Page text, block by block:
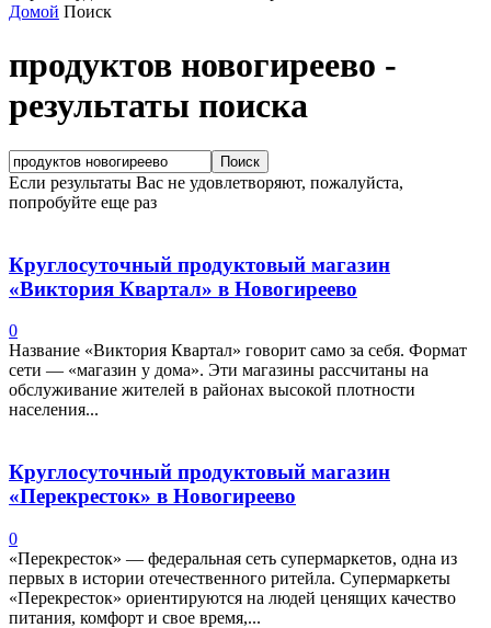
Домой Поиск
продуктов новогиреево -
результаты поиска
Если результаты Вас не удовлетворяют, пожалуйста,
попробуйте еще раз
Круглосуточный продуктовый магазин
«Виктория Квартал» в Новогиреево
0
Название «Виктория Квартал» говорит само за себя. Формат
сети — «магазин у дома». Эти магазины рассчитаны на
обслуживание жителей в районах высокой плотности
населения...
Круглосуточный продуктовый магазин
«Перекресток» в Новогиреево
0
«Перекресток» — федеральная сеть супермаркетов, одна из
первых в истории отечественного ритейла. Супермаркеты
«Перекресток» ориентируются на людей ценящих качество
питания, комфорт и свое время,...